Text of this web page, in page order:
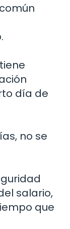
día de
no se
salario,
que